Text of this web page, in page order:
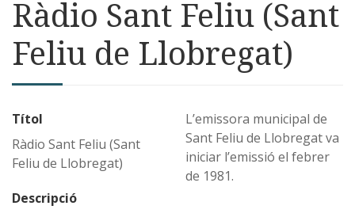
Ràdio Sant Feliu (Sant
Feliu de Llobregat)
Títol
Ràdio Sant Feliu (Sant
Feliu de Llobregat)
Descripció
L’emissora municipal de
Sant Feliu de Llobregat va
iniciar l’emissió el febrer
de 1981.